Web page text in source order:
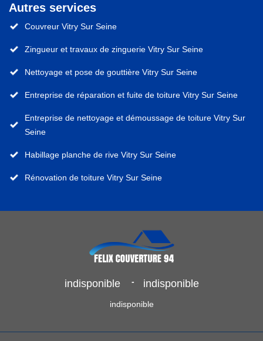
Autres services
Couvreur Vitry Sur Seine
Zingueur et travaux de zinguerie Vitry Sur Seine
Nettoyage et pose de gouttière Vitry Sur Seine
Entreprise de réparation et fuite de toiture Vitry Sur Seine
Entreprise de nettoyage et démoussage de toiture Vitry Sur
Seine
Habillage planche de rive Vitry Sur Seine
Rénovation de toiture Vitry Sur Seine
indisponible - indisponible
indisponible